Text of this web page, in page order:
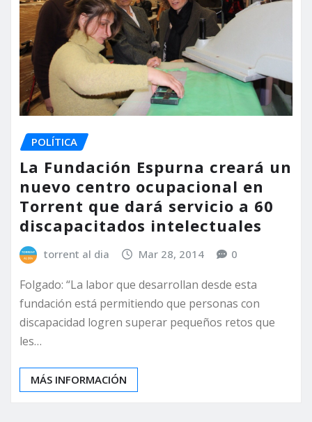
POLÍTICA
La Fundación Espurna creará un
nuevo centro ocupacional en
Torrent que dará servicio a 60
discapacitados intelectuales
torrent al dia Mar 28, 2014 0
Folgado: “La labor que desarrollan desde esta
fundación está permitiendo que personas con
discapacidad logren superar pequeños retos que
les…
MÁS INFORMACIÓN